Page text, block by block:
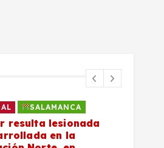
SALAMANCA
resulta lesionada
en la